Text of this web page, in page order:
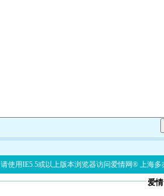
请使用IE5.5或以上版本浏览器访问爱情网® 上海多
爱